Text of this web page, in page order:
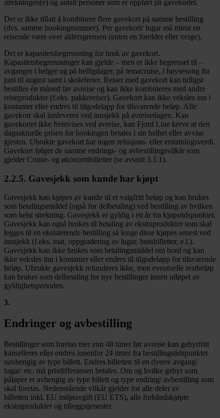
strekningen(e) og antall personer som er oppført på gavekortet.
Det er ikke tillatt å kombinere flere gavekort på samme bestilling
(dvs. samme bookingnummer). Per gavekort/ lugar må minst en
reisende være over aldersgrensen (enten en forelder eller verge).
Det er kapasitetsbegrensning for bruk av gavekort.
Kapasitetsbegrensninger kan gjelde – men er ikke begrenset til –
avganger i helger og på helligdager, på temacruise, i høysesong fra
juni til august samt i skoleferier. Reiser med gavekort kan tidligst
bestilles én måned før avreise og kan ikke kombineres med andre
reiseprodukter (f.eks. pakkereiser). Gavekort kan ikke veksles inn i
kontanter eller endres til tilgodelapp for tilsvarende beløp. Alle
gavekort skal innleveres ved innsjekk på avreisedagen. Kan
gavekortet ikke fremvises ved avreise, kan Fjord Line kreve at den
dagsaktuelle prisen for bookingen betales i sin helhet eller avvise
gjesten. Ubrukte gavekort har ingen refusjons- eller erstatningsverdi.
Gavekort følger de samme endrings- og avbestillingsvilkår som
gjelder Cruise- og økonomibilletter (se avsnitt 3.1.1).
2.2.5. Gavesjekk som kunde har kjøpt
Gavesjekk kan kjøpes av kunde til et valgfritt beløp og kan brukes
som betalingsmiddel (også for delbetaling) ved bestilling av hvilken
som helst strekning. Gavesjekk er gyldig i ett år fra kjøpstidspunktet.
Gavesjekk kan også brukes til betaling av ekstraprodukter som skal
legges til en eksisterende bestilling så lenge disse kjøpes senest ved
innsjekk (f.eks. mat, oppgradering av lugar, bussbilletter, e.l.).
Gavesjekk kan ikke brukes som betalingsmiddel om bord og kan
ikke veksles inn i kontanter eller endres til tilgodelapp for tilsvarende
beløp. Ubrukte gavesjekk refunderes ikke, men eventuelle restbeløp
kan brukes som delbetaling for nye bestillinger innen utløpet av
gyldighetsperioden.
3.
Endringer og avbestilling
Bestillinger som foretas mer enn 48 timer før avreise kan gebyrfritt
kanselleres eller endres innenfor 24 timer fra bestillingstidspunktet
uavhengig av type billett. Endres billetten til en dyrere avgang/
lugar/ etc. må prisdifferansen betales. Om og hvilke gebyr som
påløper er avhengig av type billett og type endring/ avbestilling som
skal foretas. Nedenstående vilkår gjelder for alle deler av
billetten inkl. EU miljøavgift (EU ETS), alle forhåndskjøpte
ekstraprodukter og tilleggstjenester.